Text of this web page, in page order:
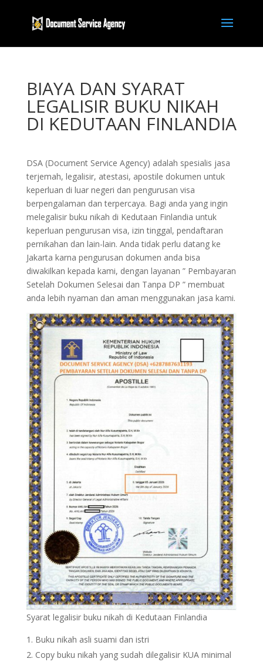
BIAYA DAN SYARAT
LEGALISIR BUKU NIKAH
DI KEDUTAAN FINLANDIA
DSA (Document Service Agency) adalah spesialis jasa
terjemah, legalisir, atestasi, apostile dokumen untuk
keperluan di luar negeri dan pengurusan visa
berpengalaman dan terpercaya. Bagi anda yang ingin
melegalisir buku nikah di Kedutaan Finlandia untuk
keperluan pengurusan visa, izin tinggal, pendaftaran
pernikahan dan lain-lain. Anda tidak perlu datang ke
Jakarta karna pengurusan dokumen anda bisa
diwakilkan kepada kami, dengan layanan ” Pembayaran
Setelah Dokumen Selesai dan Tanpa DP ” membuat
anda lebih nyaman dan aman menggunakan jasa kami.
Syarat legalisir buku nikah di Kedutaan Finlandia
Buku nikah asli suami dan istri
Copy buku nikah yang sudah dilegalisir KUA minimal